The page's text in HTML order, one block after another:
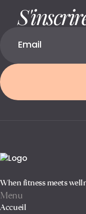
When fitness meets
Menu
Accueil